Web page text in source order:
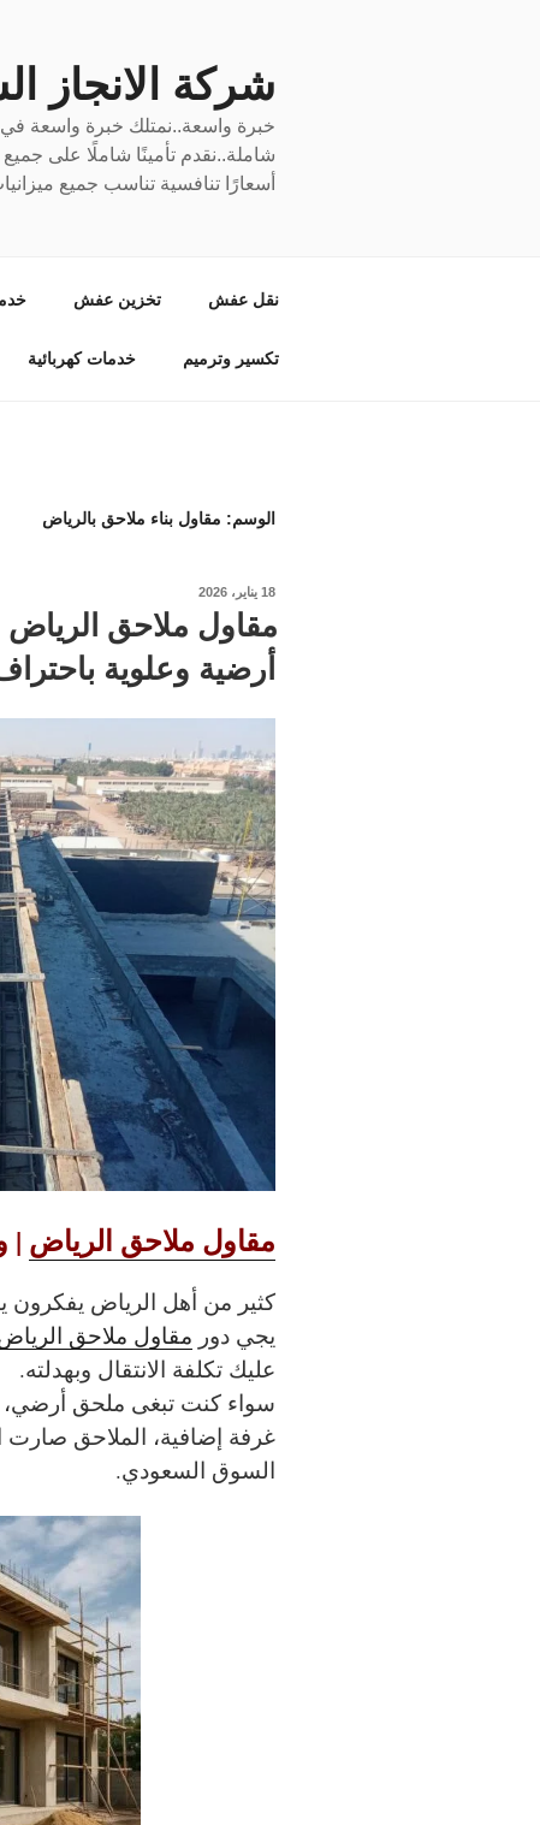
شركة الانجاز
خبرة واسعة..نمتلك خبرة واسعة في
شاملة..نقدم تأمينًا شاملًا على
أسعارًا تنافسية تناسب جميع
نقل عفش تخزين عفش
تكسير وترميم خدمات كهربائية
الوسم: مقاول بناء ملاحق بالرياض
نُشر
18 يناير، 2026
أرضية وعلوية باحتراف 100% اتصل
مقاول ملاحق الرياض |
كثير من أهل الرياض يفكرون
يجي دور مقاول ملاحق
عليك تكلفة الانتقال وبهدلته.
سواء كنت تبغى ملحق
غرفة إضافية، الملاحق
السوق السعودي.